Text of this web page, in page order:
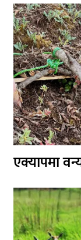
एक्यापमा